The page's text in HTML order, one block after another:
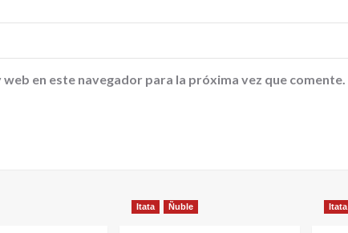
en este navegador para la próxima vez que comente.
Itata Ñuble Itata